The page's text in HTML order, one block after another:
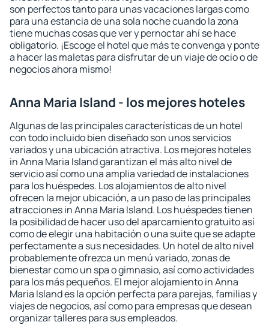
son perfectos tanto para unas vacaciones largas como
para una estancia de una sola noche cuando la zona
tiene muchas cosas que ver y pernoctar ahí se hace
obligatorio. ¡Escoge el hotel que más te convenga y ponte
a hacer las maletas para disfrutar de un viaje de ocio o de
negocios ahora mismo!
Anna Maria Island - los mejores hoteles
Algunas de las principales características de un hotel
con todo incluido bien diseñado son unos servicios
variados y una ubicación atractiva. Los mejores hoteles
in Anna Maria Island garantizan el más alto nivel de
servicio así como una amplia variedad de instalaciones
para los huéspedes. Los alojamientos de alto nivel
ofrecen la mejor ubicación, a un paso de las principales
atracciones in Anna Maria Island. Los huéspedes tienen
la posibilidad de hacer uso del aparcamiento gratuito así
como de elegir una habitación o una suite que se adapte
perfectamente a sus necesidades. Un hotel de alto nivel
probablemente ofrezca un menú variado, zonas de
bienestar como un spa o gimnasio, así como actividades
para los más pequeños. El mejor alojamiento in Anna
Maria Island es la opción perfecta para parejas, familias y
viajes de negocios, así como para empresas que desean
organizar talleres para sus empleados.